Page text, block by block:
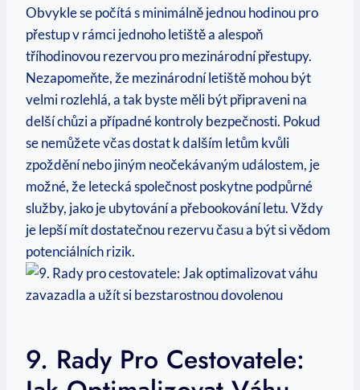
Obvykle se počítá s minimálně jednou hodinou pro
přestup v rámci jednoho letiště a alespoň
tříhodinovou rezervou pro mezinárodní přestupy.
Nezapomeňte, že mezinárodní letiště mohou být
velmi rozlehlá, a tak byste měli být připraveni na
delší chůzi a případné kontroly bezpečnosti. Pokud
se nemůžete včas dostat k dalším letům kvůli
zpoždění nebo jiným neočekávaným událostem, je
možné, že letecká společnost poskytne podpůrné
služby, jako je ubytování a přebookování letu. Vždy
je lepší mít dostatečnou rezervu času a být si vědom
potenciálních rizik.
9. Rady Pro Cestovatele: